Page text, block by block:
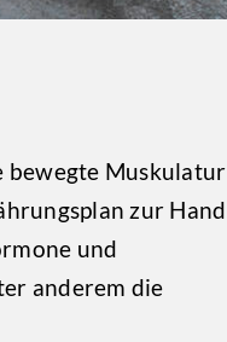
bewegte Muskulatur
zur Hand
und
anderem die